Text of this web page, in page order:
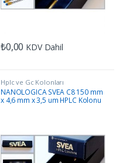
₺0,00 KDV Dahil
Hplc ve Gc Kolonları
NANOLOGICA SVEA C8 150 mm
x 4,6 mm x 3,5 um HPLC Kolonu